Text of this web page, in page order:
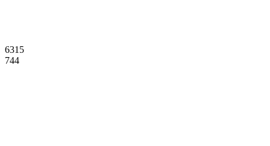
6315
744